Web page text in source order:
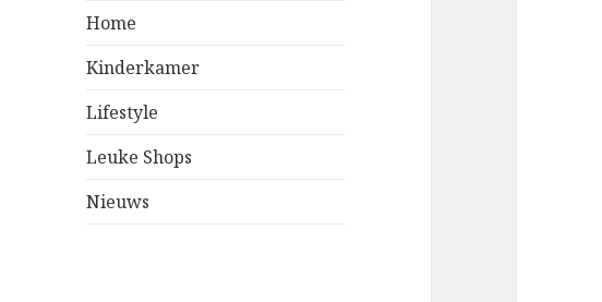
Home
Kinderkamer
Lifestyle
Leuke Shops
Nieuws